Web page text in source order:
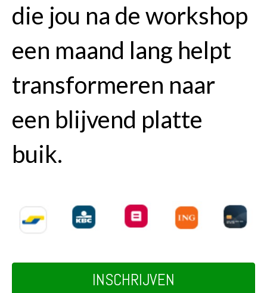
die jou na de workshop
een maand lang helpt
transformeren naar
een blijvend platte
buik.
INSCHRIJVEN